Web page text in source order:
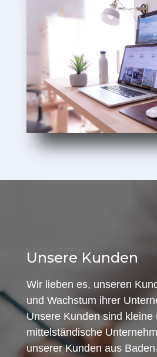
Unsere Kunden
Wir lieben es, unseren
und Wachstum ihrer
Unsere Kunden sind kleine
mittelständische
unserer Kunden aus